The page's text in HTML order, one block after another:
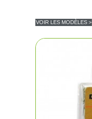
VOIR LES MODÈLES >